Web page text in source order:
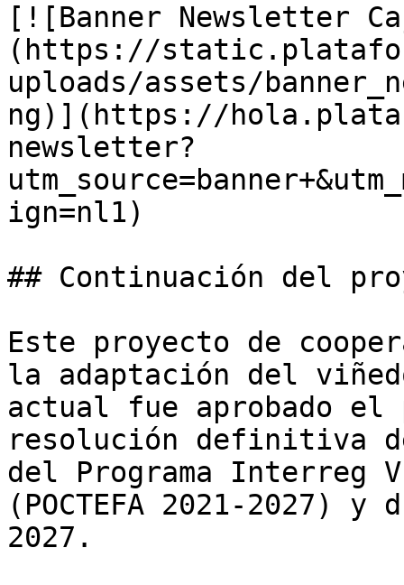
[![Banner Newsletter
(https://
uploads/assets/
ng)](https://
newsletter?
ign=nl1)
## Continuación del
Este proyecto de
la adaptación del
actual fue aprobado el
resolución definitiva
del Programa Interreg
(POCTEFA 2021-2027)
2027.